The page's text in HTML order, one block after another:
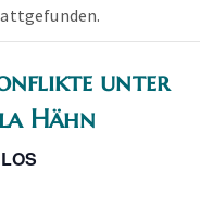
unter
Hähn